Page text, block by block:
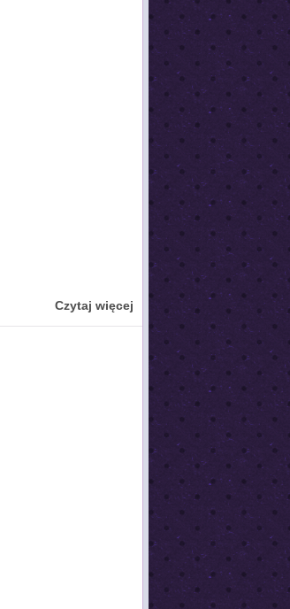
Czytaj więcej